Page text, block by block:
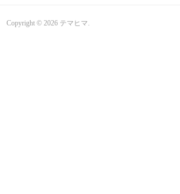
Copyright © 2026 テマヒマ.